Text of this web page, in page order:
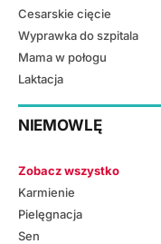
Cesarskie cięcie
Wyprawka do szpitala
Mama w połogu
Laktacja
NIEMOWLĘ
Zobacz wszystko
Karmienie
Pielęgnacja
Sen